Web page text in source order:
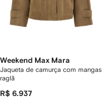
Weekend Max Mara
Jaqueta de camurça com mangas
raglã
R$ 6.937